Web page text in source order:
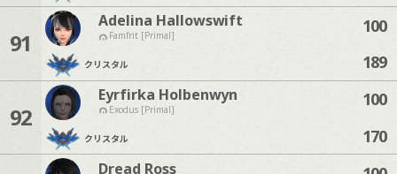
91
Adelina Hallowswift
Famfrit [Primal]
クリスタル
100
189
92
Eyrfirka Holbenwyn
Exodus [Primal]
クリスタル
100
170
Dread Ross